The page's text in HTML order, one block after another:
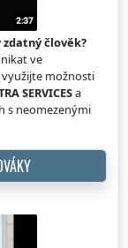
člověk?
ve
využijte možnosti
SERVICESa
s neomezenými